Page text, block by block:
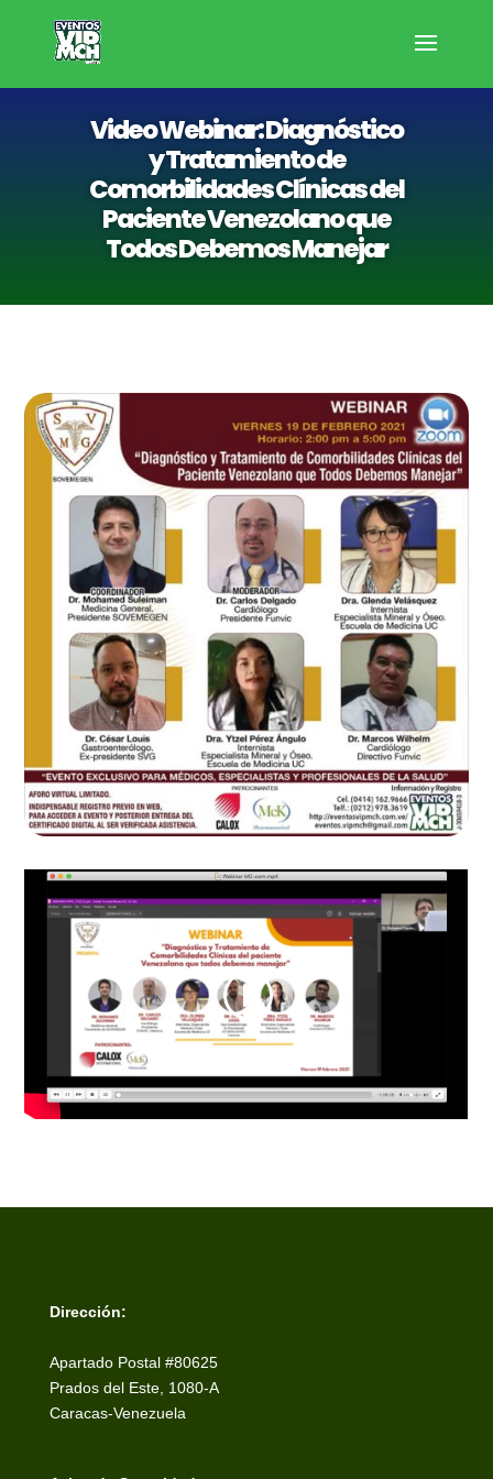
Video Webinar: Diagnóstico
y Tratamiento de
Comorbilidades Clínicas del
Paciente Venezolano que
Todos Debemos Manejar
Dirección:
Apartado Postal #80625
Prados del Este, 1080-A
Caracas-Venezuela